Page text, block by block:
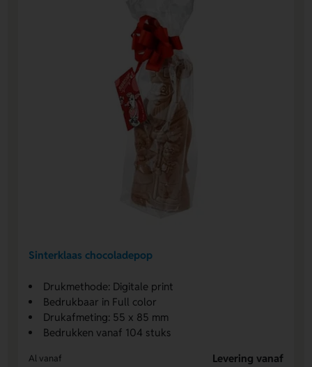
Sinterklaas chocoladepop
Drukmethode: Digitale print
Bedrukbaar in Full color
Drukafmeting: 55 x 85 mm
Bedrukken vanaf 104 stuks
Al vanaf Levering vanaf